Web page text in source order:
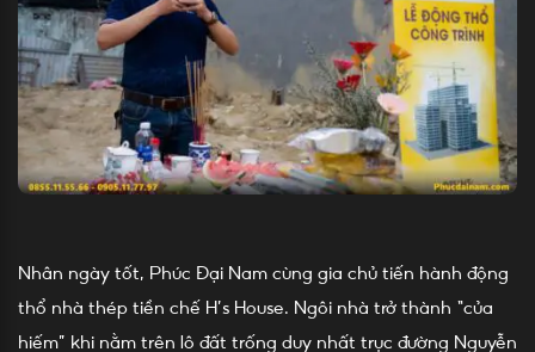
Nhân ngày tốt, Phúc Đại Nam cùng gia chủ tiến hành động
thổ nhà thép tiền chế H’s House. Ngôi nhà trở thành “của
hiếm” khi nằm trên lô đất trống duy nhất trục đường Nguyễn